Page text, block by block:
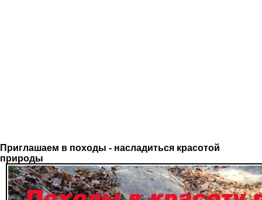
Приглашаем в походы - насладиться красотой
природы